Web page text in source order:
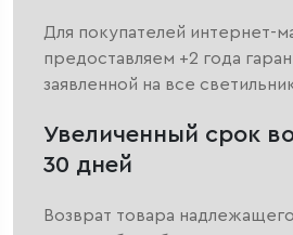
Для покупателей интернет-
предоставляем +2 года
заявленной на все
Увеличенный срок
30 дней
Возврат товара